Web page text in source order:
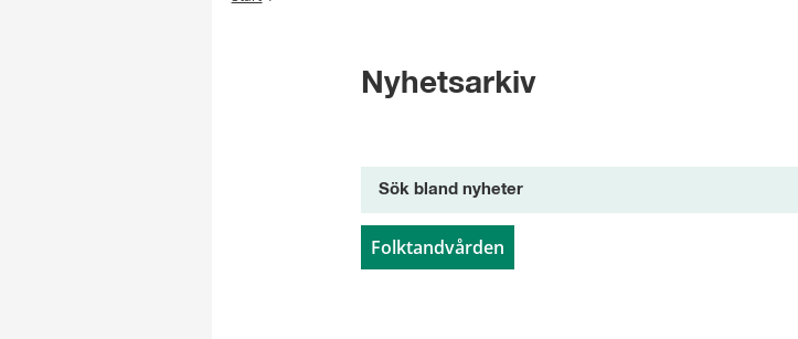
Nyhetsarkiv
Sök bland nyheter
Folktandvården